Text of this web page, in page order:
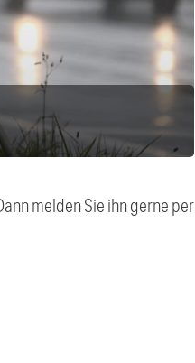
melden Sie ihn gerne per